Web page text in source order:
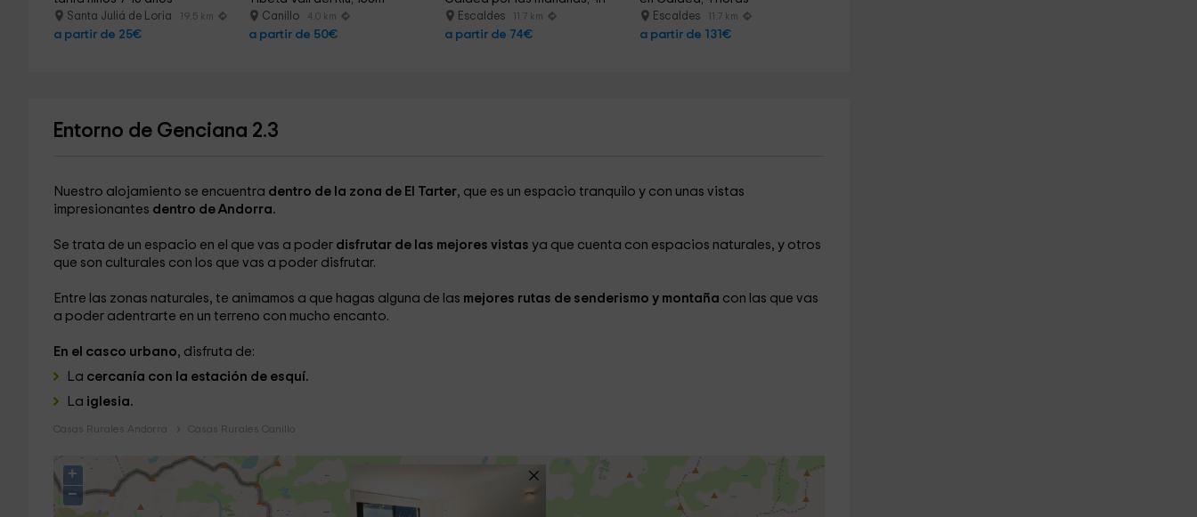
Santa Juliá de Loria 19.5 km
a partir de 25€
Canillo 4.0 km
a partir de 50€
Escaldes 11.7 km
a partir de 74€
Escaldes 11.7 km
a partir de 131€
Entorno de Genciana 2.3
Nuestro alojamiento se encuentra dentro de la zona de El Tarter, que es un espacio tranquilo y con unas vistas
impresionantes dentro de Andorra.
Se trata de un espacio en el que vas a poder disfrutar de las mejores vistas ya que cuenta con espacios naturales, y otros
que son culturales con los que vas a poder disfrutar.
Entre las zonas naturales, te animamos a que hagas alguna de las mejores rutas de senderismo y montaña con las que vas
a poder adentrarte en un terreno con mucho encanto.
En el casco urbano, disfruta de:
La cercanía con la estación de esquí.
La iglesia.
Casas Rurales Andorra Casas Rurales Canillo
+
−